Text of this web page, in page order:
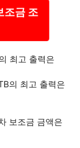
조금 조
최고 출력은
의 최고 출력은
보조금 금액은